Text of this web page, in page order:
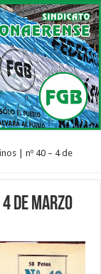
| nº 40 – 4 de
de marzo